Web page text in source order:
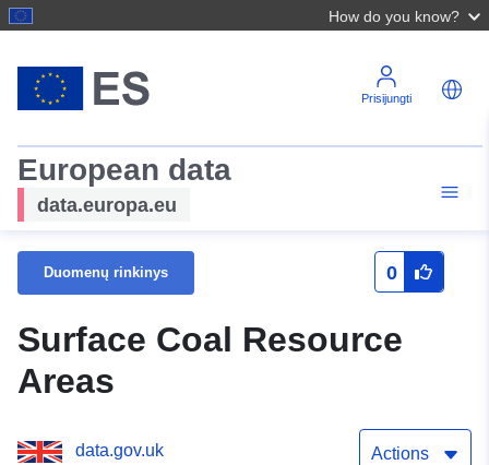
How do you know?
Prisijungti
European data
data.europa.eu
Duomenų rinkinys 0
Surface Coal Resource
Areas
data.gov.uk Actions